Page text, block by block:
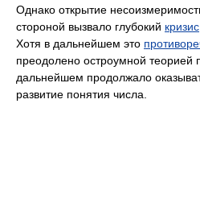
Однако открытие
стороной вызвало глубокий кризис
Хотя в дальнейшем это
преодолено остроумной теорией
дальнейшем продолжало
развитие понятия числа.